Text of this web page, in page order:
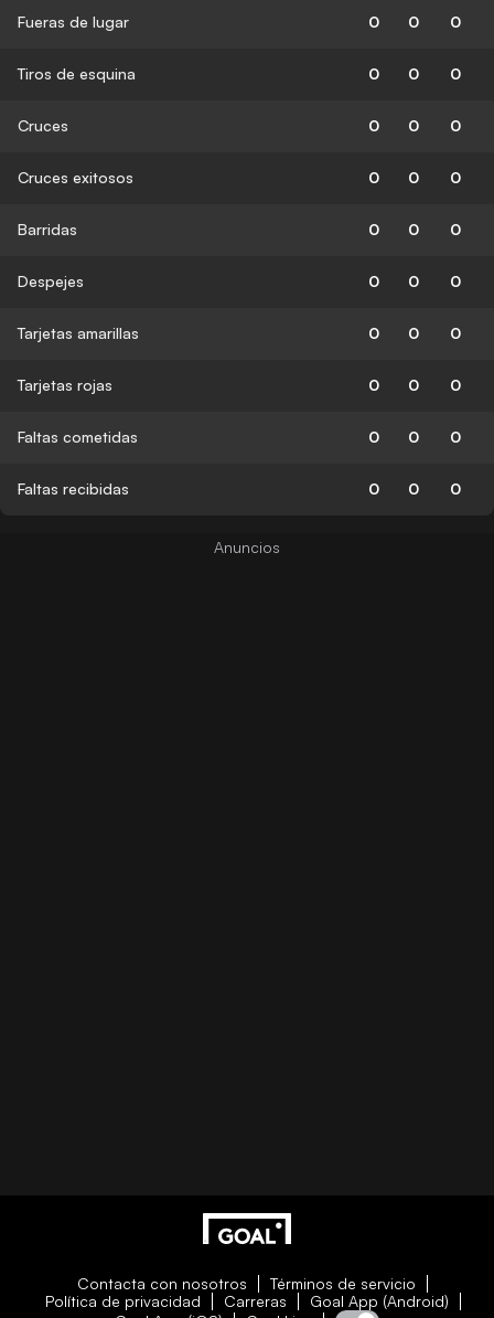
Fueras de lugar 0 0 0
Tiros de esquina 0 0 0
Cruces 0 0 0
Cruces exitosos 0 0 0
Barridas 0 0 0
Despejes 0 0 0
Tarjetas amarillas 0 0 0
Tarjetas rojas 0 0 0
Faltas cometidas 0 0 0
Faltas recibidas 0 0 0
Contacta con nosotros
Términos de servicio
Política de privacidad
Carreras
Goal App (Android)